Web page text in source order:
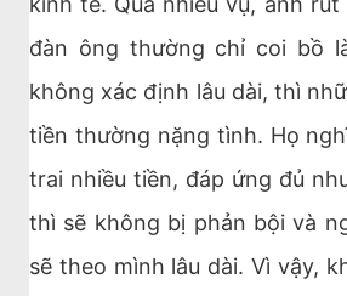
đàn ông thường chỉ coi bồ
không xác định lâu dài, thì
tiền thường nặng tình. Họ
trai nhiều tiền, đáp ứng đủ
thì sẽ không bị phản bội và
sẽ theo mình lâu dài. Vì vậy,